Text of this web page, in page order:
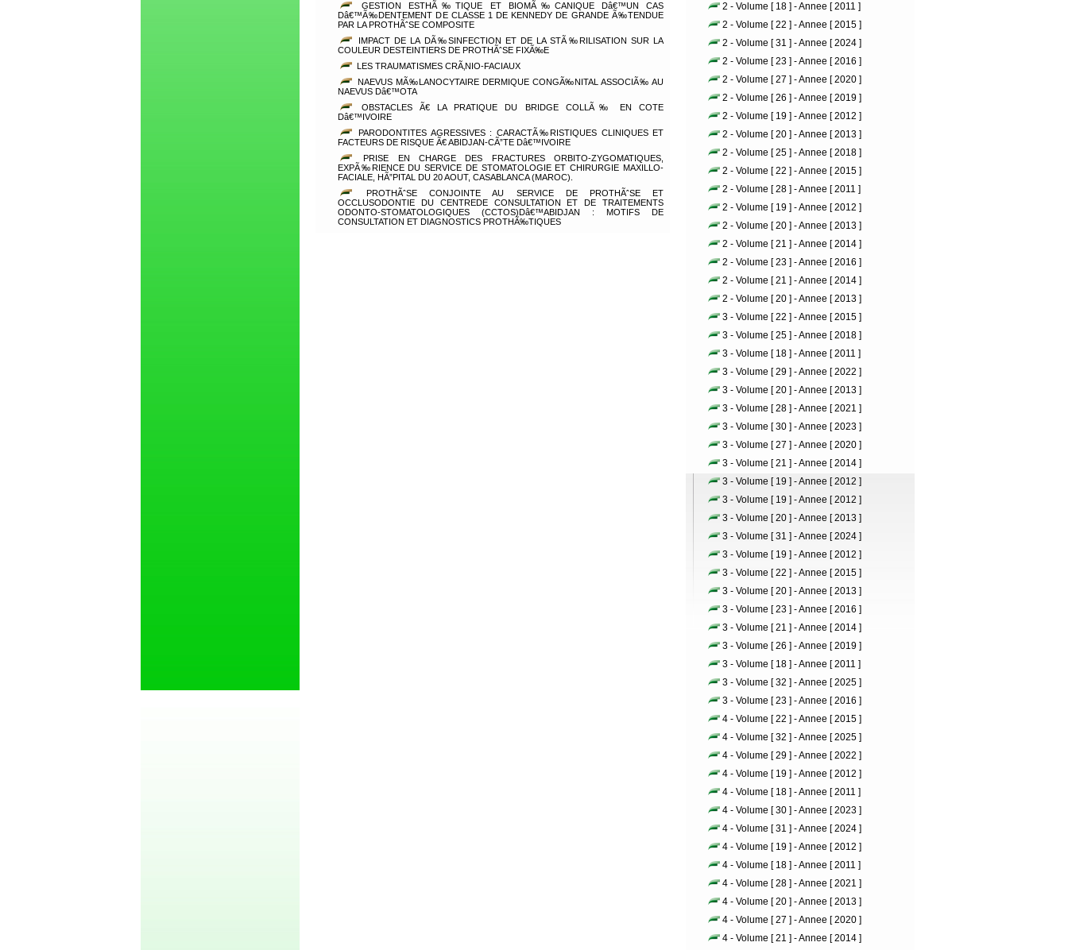
GESTION ESTHÃ‰TIQUE ET BIOMÃ‰CANIQUE Dâ€™UN CAS
Dâ€™Ã‰DENTEMENT DE CLASSE 1 DE KENNEDY DE GRANDE Ã‰TENDUE
PAR LA PROTHÃˆSE COMPOSITE
IMPACT DE LA DÃ‰SINFECTION ET DE LA STÃ‰RILISATION SUR LA
COULEUR DESTEINTIERS DE PROTHÃˆSE FIXÃ‰E
LES TRAUMATISMES CRÃ‚NIO-FACIAUX
NAEVUS MÃ‰LANOCYTAIRE DERMIQUE CONGÃ‰NITAL ASSOCIÃ‰ AU
NAEVUS Dâ€™OTA
OBSTACLES Ã€ LA PRATIQUE DU BRIDGE COLLÃ‰ EN COTE
Dâ€™IVOIRE
PARODONTITES AGRESSIVES : CARACTÃ‰RISTIQUES CLINIQUES ET
FACTEURS DE RISQUE Ã€ ABIDJAN-CÃ”TE Dâ€™IVOIRE
PRISE EN CHARGE DES FRACTURES ORBITO-ZYGOMATIQUES,
EXPÃ‰RIENCE DU SERVICE DE STOMATOLOGIE ET CHIRURGIE MAXILLO-
FACIALE, HÃ”PITAL DU 20 AOUT, CASABLANCA (MAROC).
PROTHÃˆSE CONJOINTE AU SERVICE DE PROTHÃˆSE ET
OCCLUSODONTIE DU CENTREDE CONSULTATION ET DE TRAITEMENTS
ODONTO-STOMATOLOGIQUES (CCTOS)Dâ€™ABIDJAN : MOTIFS DE
CONSULTATION ET DIAGNOSTICS PROTHÃ‰TIQUES
2 - Volume [ 18 ] - Annee [ 2011 ]
2 - Volume [ 22 ] - Annee [ 2015 ]
2 - Volume [ 31 ] - Annee [ 2024 ]
2 - Volume [ 23 ] - Annee [ 2016 ]
2 - Volume [ 27 ] - Annee [ 2020 ]
2 - Volume [ 26 ] - Annee [ 2019 ]
2 - Volume [ 19 ] - Annee [ 2012 ]
2 - Volume [ 20 ] - Annee [ 2013 ]
2 - Volume [ 25 ] - Annee [ 2018 ]
2 - Volume [ 22 ] - Annee [ 2015 ]
2 - Volume [ 28 ] - Annee [ 2011 ]
2 - Volume [ 19 ] - Annee [ 2012 ]
2 - Volume [ 20 ] - Annee [ 2013 ]
2 - Volume [ 21 ] - Annee [ 2014 ]
2 - Volume [ 23 ] - Annee [ 2016 ]
2 - Volume [ 21 ] - Annee [ 2014 ]
2 - Volume [ 20 ] - Annee [ 2013 ]
3 - Volume [ 22 ] - Annee [ 2015 ]
3 - Volume [ 25 ] - Annee [ 2018 ]
3 - Volume [ 18 ] - Annee [ 2011 ]
3 - Volume [ 29 ] - Annee [ 2022 ]
3 - Volume [ 20 ] - Annee [ 2013 ]
3 - Volume [ 28 ] - Annee [ 2021 ]
3 - Volume [ 30 ] - Annee [ 2023 ]
3 - Volume [ 27 ] - Annee [ 2020 ]
3 - Volume [ 21 ] - Annee [ 2014 ]
3 - Volume [ 19 ] - Annee [ 2012 ]
3 - Volume [ 19 ] - Annee [ 2012 ]
3 - Volume [ 20 ] - Annee [ 2013 ]
3 - Volume [ 31 ] - Annee [ 2024 ]
3 - Volume [ 19 ] - Annee [ 2012 ]
3 - Volume [ 22 ] - Annee [ 2015 ]
3 - Volume [ 20 ] - Annee [ 2013 ]
3 - Volume [ 23 ] - Annee [ 2016 ]
3 - Volume [ 21 ] - Annee [ 2014 ]
3 - Volume [ 26 ] - Annee [ 2019 ]
3 - Volume [ 18 ] - Annee [ 2011 ]
3 - Volume [ 32 ] - Annee [ 2025 ]
3 - Volume [ 23 ] - Annee [ 2016 ]
4 - Volume [ 22 ] - Annee [ 2015 ]
4 - Volume [ 32 ] - Annee [ 2025 ]
4 - Volume [ 29 ] - Annee [ 2022 ]
4 - Volume [ 19 ] - Annee [ 2012 ]
4 - Volume [ 18 ] - Annee [ 2011 ]
4 - Volume [ 30 ] - Annee [ 2023 ]
4 - Volume [ 31 ] - Annee [ 2024 ]
4 - Volume [ 19 ] - Annee [ 2012 ]
4 - Volume [ 18 ] - Annee [ 2011 ]
4 - Volume [ 28 ] - Annee [ 2021 ]
4 - Volume [ 20 ] - Annee [ 2013 ]
4 - Volume [ 27 ] - Annee [ 2020 ]
4 - Volume [ 21 ] - Annee [ 2014 ]